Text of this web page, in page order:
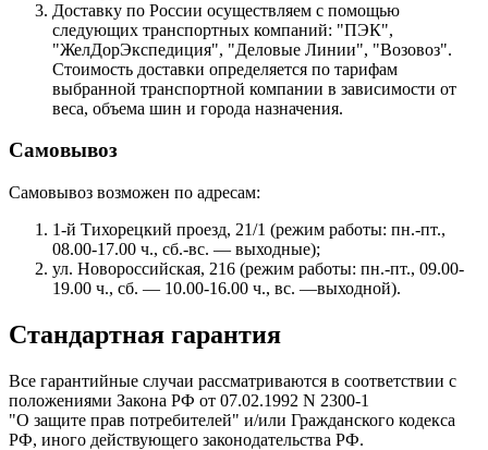
Доставку по России осуществляем с помощью
следующих транспортных компаний: "ПЭК",
"ЖелДорЭкспедиция", "Деловые Линии", "Возовоз".
Стоимость доставки определяется по тарифам
выбранной транспортной компании в зависимости от
веса, объема шин и города назначения.
Самовывоз
Самовывоз возможен по адресам:
1-й Тихорецкий проезд, 21/1 (режим работы: пн.-пт.,
08.00-17.00 ч., сб.-вс. — выходные);
ул. Новороссийская, 216 (режим работы: пн.-пт., 09.00-
19.00 ч., сб. — 10.00-16.00 ч., вс. —выходной).
Стандартная гарантия
Все гарантийные случаи рассматриваются в соответствии с
положениями Закона РФ от 07.02.1992 N 2300-1
"О защите прав потребителей" и/или Гражданского кодекса
РФ, иного действующего законодательства РФ.